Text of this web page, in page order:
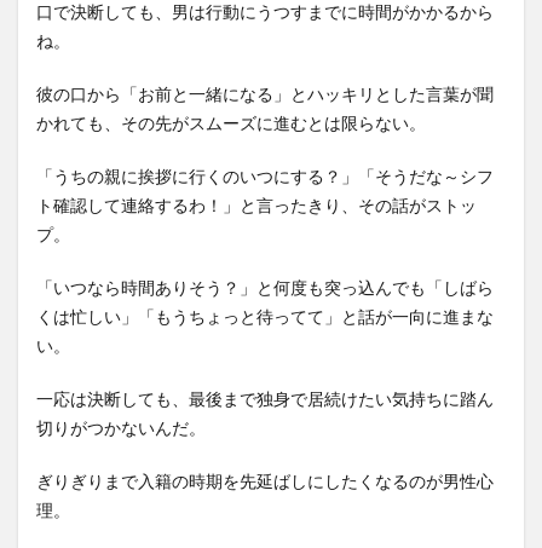
口で決断しても、男は行動にうつすまでに時間がかかるから
ね。
彼の口から「お前と一緒になる」とハッキリとした言葉が聞
かれても、その先がスムーズに進むとは限らない。
「うちの親に挨拶に行くのいつにする？」「そうだな～シフ
ト確認して連絡するわ！」と言ったきり、その話がストッ
プ。
「いつなら時間ありそう？」と何度も突っ込んでも「しばら
くは忙しい」「もうちょっと待ってて」と話が一向に進まな
い。
一応は決断しても、最後まで独身で居続けたい気持ちに踏ん
切りがつかないんだ。
ぎりぎりまで入籍の時期を先延ばしにしたくなるのが男性心
理。